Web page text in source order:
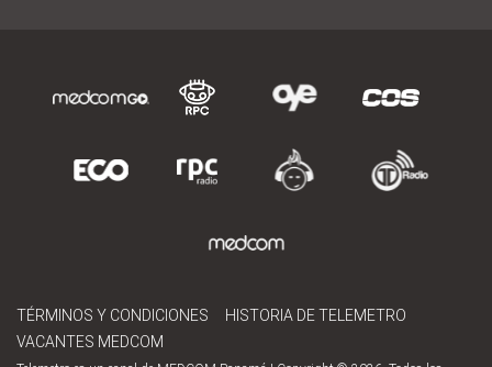
TÉRMINOS Y CONDICIONES
HISTORIA DE TELEMETRO
VACANTES MEDCOM